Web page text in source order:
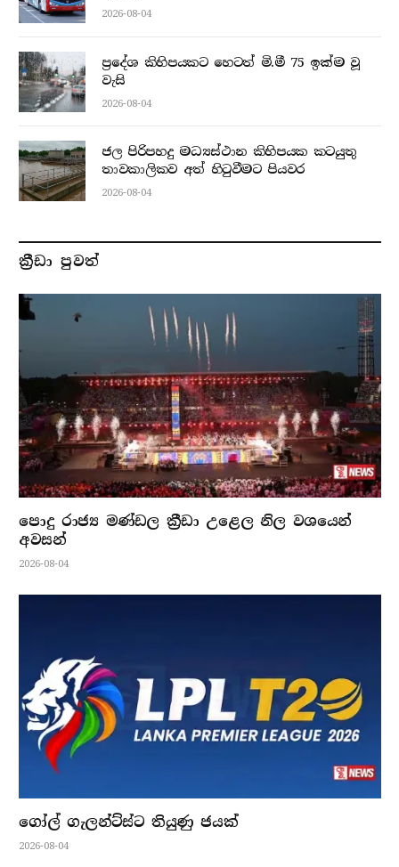
2026-08-04
ප්‍රදේශ කිහිපයකට හෙටත් මි.මී 75 ඉක්ම වූ
වැසි
2026-08-04
ජල පිරිපහදු මධ්‍යස්ථාන කිහිපයක කටයුතු
තාවකාලිකව අත් හිටුවීමට පියවර
2026-08-04
ක්‍රීඩා පුවත්
පොදු රාජ්‍ය මණ්ඩල ක්‍රීඩා උළෙල නිල වශයෙන්
අවසන්
2026-08-04
ගෝල් ගැලන්ට්ස්ට තියුණු ජයක්
2026-08-04